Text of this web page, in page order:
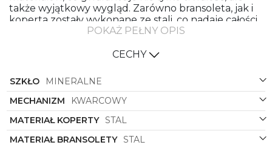
także wyjątkowy wygląd. Zarówno bransoleta, jak i
koperta zostały wykonane ze stali, co nadaje całości
solidności i ekskluzywnego charakteru. Stalowy
z granatowym odcieniem tarczy, tworząc
Kształt koperty zegarka to klasyczne okrągłe
wykończenie, które dodaje mu elegancji i
ponadczasowego uroku. Dzięki tej formie zegarek
doskonale przylega do nadgarstka, zapewniając
wygodę noszenia oraz idealne dopasowanie.
Delikatne detale i precyzyjne wykonanie sprawiają,
POKAŻ PEŁNY OPIS
CECHY
SZKŁO
MINERALNE
MECHANIZM
KWARCOWY
MATERIAŁ KOPERTY STAL
MATERIAŁ BRANSOLETY STAL